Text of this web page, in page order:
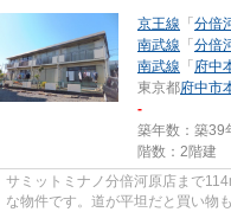
京王線 「 分倍
南武線 「 分倍
南武線 「 府中
東京都府中市
-
築年数：築39
階数：2階建
サミットミナノ分倍河原店まで
な物件です。道が平坦だと買い物